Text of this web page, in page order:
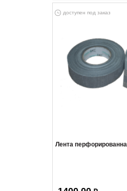
доступен под заказ
Лента